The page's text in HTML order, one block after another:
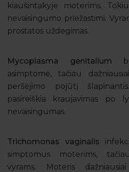
kiaušintakyje moterims.
nevaisingumo priežastimi.
prostatos uždegimas.
Mycoplasma genitalium
asimptomė, tačiau
peršėjimo pojūtį
pasireiškia kraujavimas po
nevaisingumas.
Trichomonas vaginalis
simptomus moterims,
vyrams. Moteris